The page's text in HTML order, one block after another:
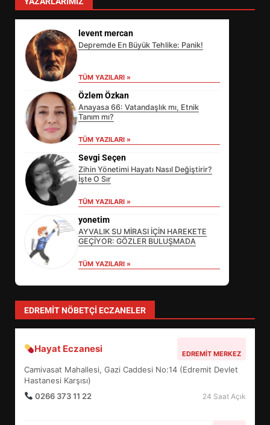
levent mercan
Depremde En Büyük Tehlike: Panik!
TÜM YAZILARI »
Özlem Özkan
Anayasa 66: Vatandaşlık mı, Etnik
Tanım mı?
TÜM YAZILARI »
Sevgi Seçen
Zihin Yönetimi Hayatı Nasıl Değiştirir?
İşte O Sır
TÜM YAZILARI »
yonetim
AYVALIK SU MİRASI İÇİN HAREKETE
GEÇİYOR: GÖZLER BULUŞMADA
TÜM YAZILARI »
EDREMIT NÖBETÇI ECZANELER
Hayat Eczanesi EDREMIT MERKEZ
Camivasat Mahallesi, Gazi Caddesi No:14 (Edremit Devlet
Hastanesi Karşısı)
0266 373 11 22
24 Saat Açık
SÜRDÜRÜLEBİLİRLİKTE NE
DEĞİŞECEK?
4
5
BALIKESİR MÜZELERİNDE SÜRE
UZATILDI: NE DEĞİŞTİ?